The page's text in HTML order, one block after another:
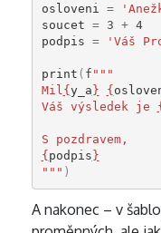
osloveni
=
soucet = 3 + 4
podpis = 'Váš
print ( f """
Mil {y_a} {
Váš výsledek je
S pozdravem,
{podpis}
""" )
A nakonec – v